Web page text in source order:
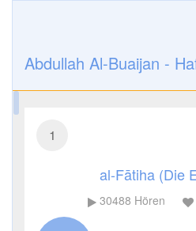
Abdullah Al-Buaijan -
1
al-Fātiha (Die
30488 Hören